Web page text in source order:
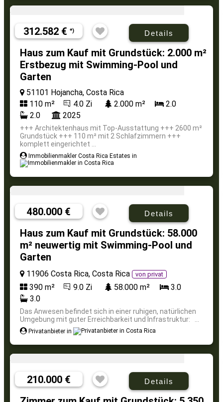
312.582 € *) Details
Haus zum Kauf mit Grundstück: 2.000 m²
Erstbezug mit Swimming-Pool und
Garten
51101 Hojancha, Costa Rica
110 m²
4.0 Zi 2.000 m²
2.0
2.0
2025
+++ Architektenhaus mit Top-Ausstattung +++ 2600 m²
Grundstück +++ 110 m² mit 2 Schlafzimmern +++
komplett eingerichtet ...
Immobilienmakler Costa Rica Estates in
480.000 € Details
Haus zum Kauf mit Grundstück: 58.000
m² neuwertig mit Swimming-Pool und
Garten
11906 Costa Rica, Costa Rica von privat
390 m² 9.0 Zi 58.000 m²
3.0
3.0
Das Anwesen befindet sich in einer ruhigen, natürlichen
Umgebung mit guter Erreichbarkeit und Infrastruktur: ...
Privatanbieter in
210.000 € Details